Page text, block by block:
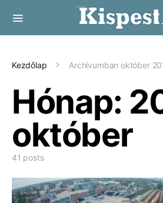
Kezdőlap Archívumban október
Hónap:
október
41 posts